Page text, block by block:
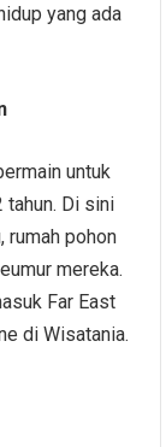
yang ada
untuk
tahun. Di sini
rumah pohon
mereka.
Far East
di Wisatania.